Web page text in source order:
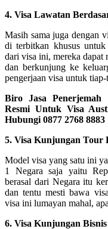
4. Visa Lawatan
Masih sama juga dengan
di terbitkan khusus
dari visa ini, mereka dapat
dan berkunjung ke
pengerjaan visa untuk
Biro Jasa Penerjemah
Resmi Untuk Visa
Hubungi 0877 2768 8883
5. Visa Kunjungan Tour
Model visa yang satu ini
1 Negara saja yaitu
berasal dari Negara itu
dan tentu mesti bawa
visa ini lumayan mahal,
6. Visa Kunjungan Bisnis